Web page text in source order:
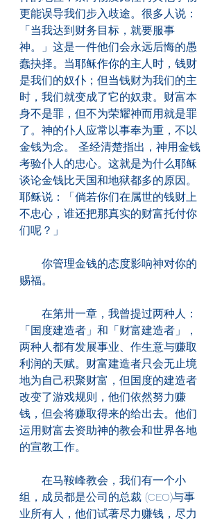
更能误导我们步入歧途。很多人说：
「当我达到财务目标，就要服事
神。」这是一件他们会永远后悔的愚
蠢抉择。当耶稣作你的主人时，钱财
是我们的奴仆；但当钱财为我们的主
时，我们就变成了它的奴隶。财富本
身不是罪，但不为荣耀神而用就是罪
了。神的仆人应常以事奉为重，不以
金钱为念。 圣经清楚指出，神用金钱
考验仆人的忠心。这就是为什么耶稣
谈论金钱比天国和地狱都多的原因。
耶稣说：「倘若你们在属世的钱财上
不忠心，谁还把那真实的财富托付你
们呢？」
你管理金钱的态度影响神对你的
赐福。
在第卅一章，我曾提过两种人：
「国度建造者」和「财富建造者」，
两种人都有发展事业、作生意与赚取
利润的天赋。财富建造者只会无止境
地为自己积聚财富，但国度的建造者
改变了游戏规则，他们依然努力赚
钱，但会将赚取得来的给出去。他们
运用财富去资助神的教会和世界各地
的宣教工作。
在马鞍峰教会，我们有一个小
组，成员都是公司的总裁 (CEO)与事
业所有人，他们试著尽力赚钱，尽力